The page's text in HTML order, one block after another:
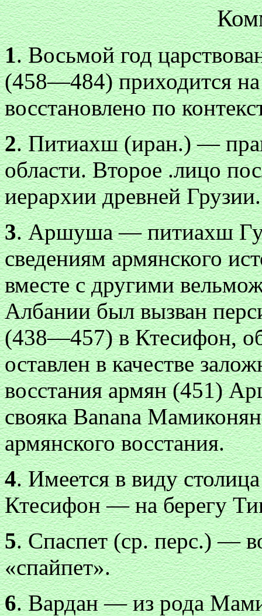
1. Восьмой год
(458—484) приходится
восстановлено по
2. Питиахш (иран.) —
области. Второе .лицо
иерархии древней Грузии.
3. Аршуша — питиахш
сведениям армянского
вместе с другими
Албании был вызван
(438—457) в Ктесифон,
оставлен в качестве
восстания армян (451)
своякаBanana
армянского восстания.
4. Имеется в виду
Ктесифон — на берегу
5. Спаспет (ср. перс.) —
«спайпет».
6. Вардан — из рода